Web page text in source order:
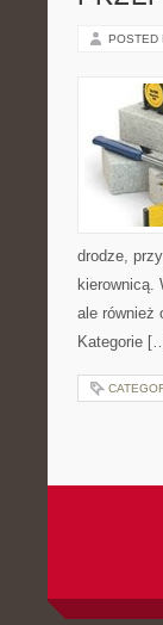
POSTED
drodze,
kierownicą.
ale również
Kategorie